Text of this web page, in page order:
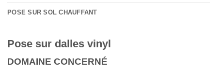
POSE SUR SOL CHAUFFANT
Pose sur dalles vinyl
DOMAINE CONCERNÉ